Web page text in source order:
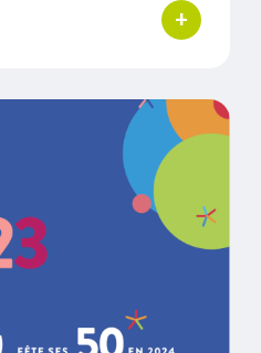
+
bouton